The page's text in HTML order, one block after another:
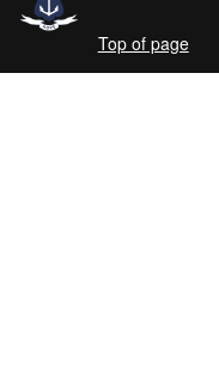
Top of page